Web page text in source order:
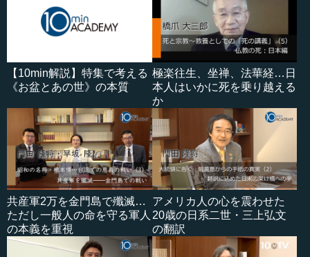
【10min解説】特集で考える
《お盆とあの世》の本質
極楽往生、坐禅、法華経…日
本人はいかに死を乗り越える
か
共産軍2万を金門島で殲滅…
ただし一般人の命を守る軍人
の本義を重視
アメリカ人の心を震わせた
20歳の日系二世・三上弘文
の翻訳